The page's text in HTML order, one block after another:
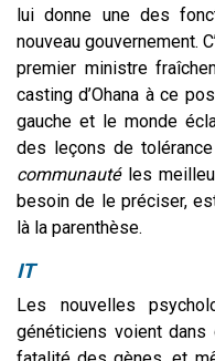
lui donne une des
nouveau gouvernement.
premier ministre
casting d’Ohana à ce
gauche et le monde
des leçons de
communautéles
besoin de le préciser,
là la parenthèse.
IT
Les nouvelles
généticiens voient